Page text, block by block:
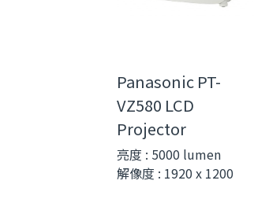
Panasonic PT-
VZ580 LCD
Projector
亮度 : 5000 lumen
解像度 : 1920 x 1200